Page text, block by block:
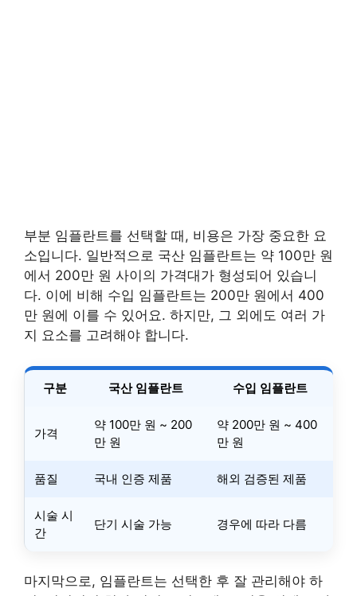
부분 임플란트를 선택할 때, 비용은 가장 중요한 요
소입니다. 일반적으로 국산 임플란트는 약 100만 원
에서 200만 원 사이의 가격대가 형성되어 있습니
다. 이에 비해 수입 임플란트는 200만 원에서 400
만 원에 이를 수 있어요. 하지만, 그 외에도 여러 가
지 요소를 고려해야 합니다.
구분 국산 임플란트 수입 임플란트
가격
약 100만 원 ~ 200
만 원
약 200만 원 ~ 400
만 원
품질 국내 인증 제품 해외 검증된 제품
시술 시
간
단기 시술 가능 경우에 따라 다름
마지막으로, 임플란트는 선택한 후 잘 관리해야 하